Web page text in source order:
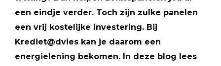
een eindje verder. Toch zijn zulke panelen
een vrij kostelijke investering. Bij
Krediet@dvies kan je daarom een
energielening bekomen. In deze blog lees